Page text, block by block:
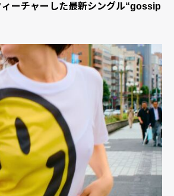
ーチャーした最新シングル“gossip